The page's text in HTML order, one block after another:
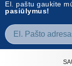
El. paštu gaukite
pasiūlymus!